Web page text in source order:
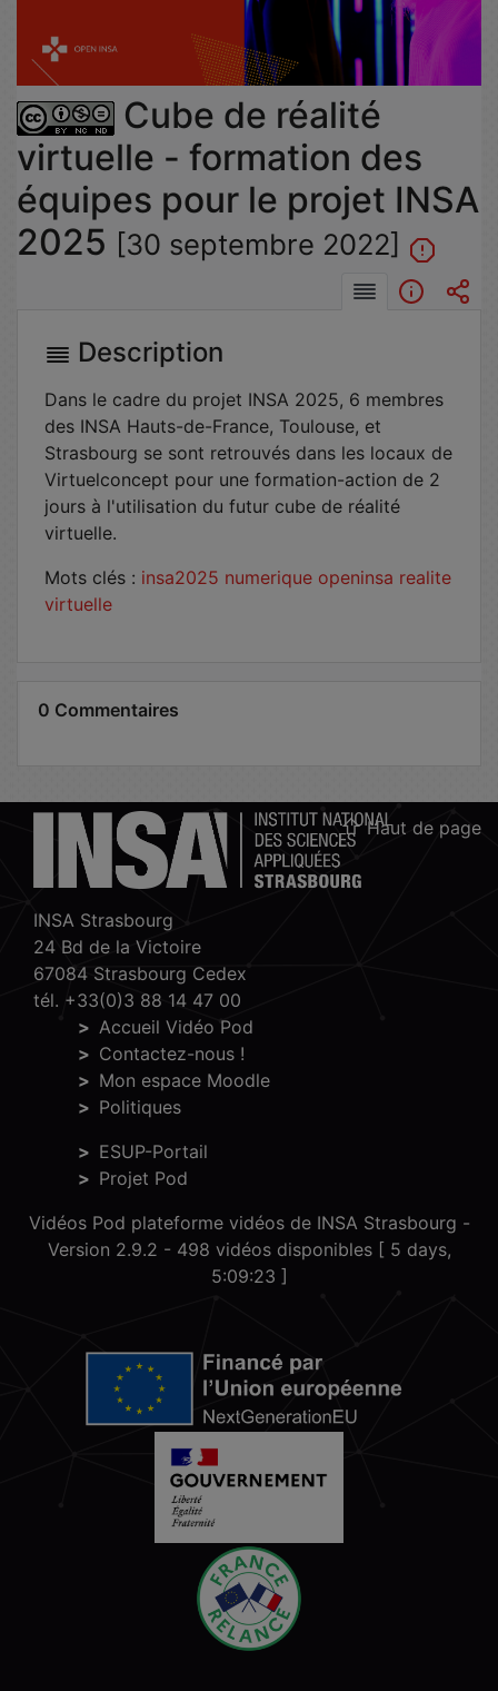
la
vidéo
Cube de réalité
virtuelle - formation des
équipes pour le projet INSA
2025 [30 septembre 2022]
Description
Dans le cadre du projet INSA 2025, 6 membres
des INSA Hauts-de-France, Toulouse, et
Strasbourg se sont retrouvés dans les locaux de
Virtuelconcept pour une formation-action de 2
jours à l'utilisation du futur cube de réalité
virtuelle.
Mots clés : insa2025 numerique openinsa realite
virtuelle
0 Commentaires
Haut de page
INSA Strasbourg
24 Bd de la Victoire
67084 Strasbourg Cedex
tél. +33(0)3 88 14 47 00
Accueil Vidéo Pod
Contactez-nous !
Mon espace Moodle
Politiques
ESUP-Portail
Projet Pod
Vidéos Pod plateforme vidéos de INSA Strasbourg -
Version 2.9.2 - 498 vidéos disponibles [ 5 days,
5:09:23 ]